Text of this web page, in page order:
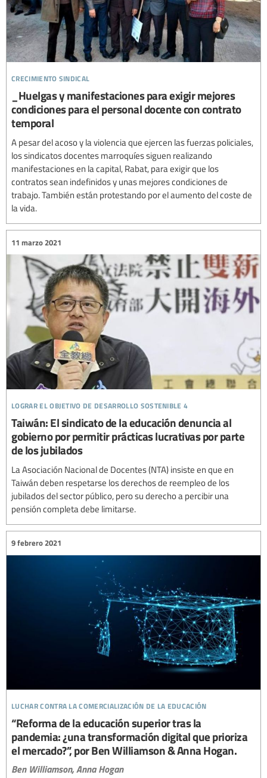
crecimiento sindical
_Huelgas y manifestaciones para exigir mejores
condiciones para el personal docente con contrato
temporal
A pesar del acoso y la violencia que ejercen las fuerzas policiales,
los sindicatos docentes marroquíes siguen realizando
manifestaciones en la capital, Rabat, para exigir que los
contratos sean indefinidos y unas mejores condiciones de
trabajo. También están protestando por el aumento del coste de
la vida.
lograr el objetivo de desarrollo sostenible 4
11 marzo 2021
Taiwán: El sindicato de la educación denuncia al
gobierno por permitir prácticas lucrativas por parte
de los jubilados
La Asociación Nacional de Docentes (NTA) insiste en que en
Taiwán deben respetarse los derechos de reempleo de los
jubilados del sector público, pero su derecho a percibir una
pensión completa debe limitarse.
luchar contra la comercialización de la educación
9 febrero 2021
“Reforma de la educación superior tras la
pandemia: ¿una transformación digital que prioriza
el mercado?”, por Ben Williamson & Anna Hogan.
Ben Williamson,Anna Hogan